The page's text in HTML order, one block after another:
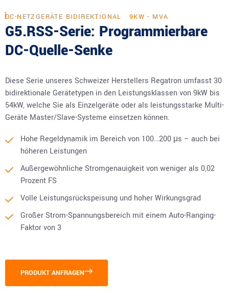
DC-NETZGERÄTE BIDIREKTIONAL 9KW - MVA
G5.RSS-Serie: Programmierbare
DC-Quelle-Senke
Diese Serie unseres Schweizer Herstellers Regatron umfasst 30
bidirektionale Gerätetypen in den Leistungsklassen von 9kW bis
54kW, welche Sie als Einzelgeräte oder als leistungsstarke Multi-
Geräte Master/Slave-Systeme einsetzen können.
Hohe Regeldynamik im Bereich von 100…200 μs – auch bei
höheren Leistungen
Außergewöhnliche Stromgenauigkeit von weniger als 0,02
Prozent FS
Volle Leistungsrückspeisung und hoher Wirkungsgrad
Großer Strom-Spannungsbereich mit einem Auto-Ranging-
Faktor von 3
PRODUKT ANFRAGEN